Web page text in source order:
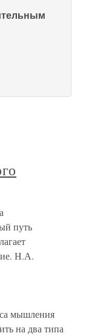
путь
Н.А.
мышления
на два типа